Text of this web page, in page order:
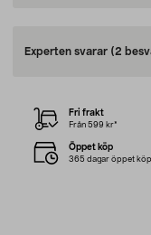
Experten svarar (2
Fri frakt
Från 599 kr*
Öppet köp
365 dagar öppet köp